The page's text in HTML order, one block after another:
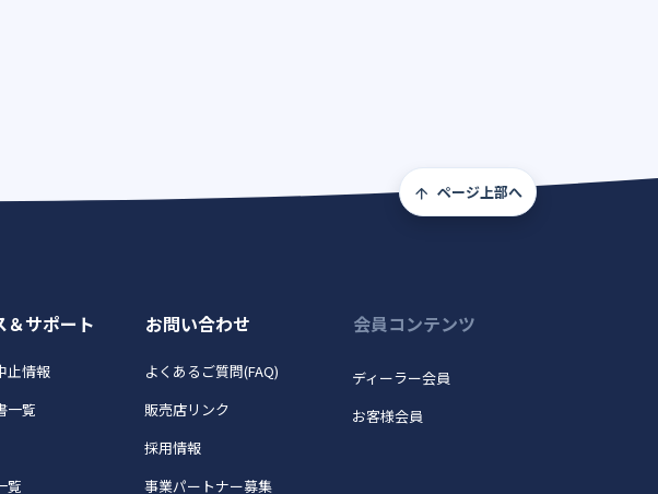
ページ上部へ
＆サポート
止情報
一覧
覧
お問い合わせ
よくあるご質問(FAQ)
販売店リンク
採用情報
事業パートナー募集
会員コンテンツ
ディーラー会員
お客様会員